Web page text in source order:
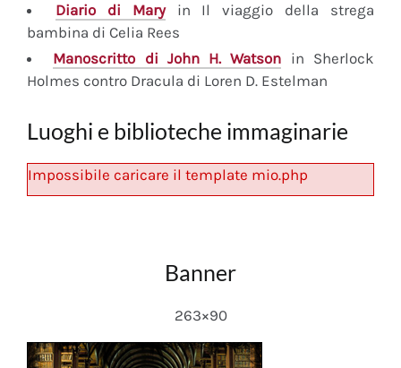
Diariodi Maryin Il viaggio della strega
bambina di Celia Rees
Manoscritto di John H. Watson in Sherlock
Holmes contro Dracula di Loren D. Estelman
Luoghi e biblioteche immaginarie
Impossibile caricare il template mio.php
Banner
263×90